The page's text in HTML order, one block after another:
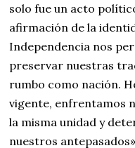
solo fue un acto
afirmación de la
Independencia nos
preservar nuestras
rumbo como nación.
vigente, enfrentamos
la misma unidad y
nuestros